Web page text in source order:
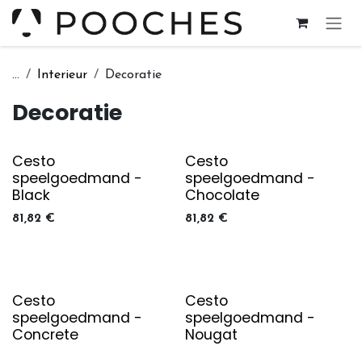
Overslaan naar inhoud
... Interieur Decoratie
Decoratie
Cesto
speelgoedmand -
Black
81,82 €
Cesto
speelgoedmand -
Chocolate
81,82€
Cesto
speelgoedmand -
Concrete
Cesto
speelgoedmand -
Nougat